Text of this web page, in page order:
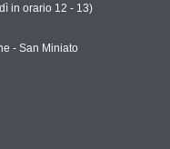
in orario 12 - 13)
- San Miniato